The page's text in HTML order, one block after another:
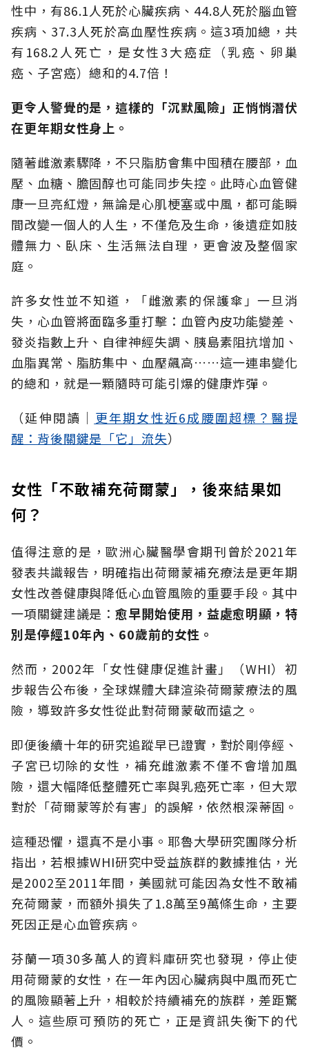
性中，有86.1人死於心臟疾病、44.8人死於腦血管
疾病、37.3人死於高血壓性疾病。這3項加總，共
有168.2人死亡，是女性3大癌症（乳癌、卵巢
癌、子宮癌）總和的4.7倍！
更令人警覺的是，這樣的「沉默風險」正悄悄潛伏
在更年期女性身上。
隨著雌激素驟降，不只脂肪會集中囤積在腰部，血
壓、血糖、膽固醇也可能同步失控。此時心血管健
康一旦亮紅燈，無論是心肌梗塞或中風，都可能瞬
間改變一個人的人生，不僅危及生命，後遺症如肢
體無力、臥床、生活無法自理，更會波及整個家
庭。
許多女性並不知道，「雌激素的保護傘」一旦消
失，心血管將面臨多重打擊：血管內皮功能變差、
發炎指數上升、自律神經失調、胰島素阻抗增加、
血脂異常、脂肪集中、血壓飆高……這一連串變化
的總和，就是一顆隨時可能引爆的健康炸彈。
（延伸閱讀│ 更年期女性近6成腰圍超標？醫提
醒：背後關鍵是「它」流失）
女性「不敢補充荷爾蒙」，後來結果如
何？
值得注意的是，歐洲心臟醫學會期刊曾於2021年
發表共識報告，明確指出荷爾蒙補充療法是更年期
女性改善健康與降低心血管風險的重要手段。其中
一項關鍵建議是：愈早開始使用，益處愈明顯，特
別是停經10年內、60歲前的女性。
然而，2002年「女性健康促進計畫」（WHI）初
步報告公布後，全球媒體大肆渲染荷爾蒙療法的風
險，導致許多女性從此對荷爾蒙敬而遠之。
即便後續十年的研究追蹤早已證實，對於剛停經、
子宮已切除的女性，補充雌激素不僅不會增加風
險，還大幅降低整體死亡率與乳癌死亡率，但大眾
對於「荷爾蒙等於有害」的誤解，依然根深蒂固。
這種恐懼，還真不是小事。耶魯大學研究團隊分析
指出，若根據WHI研究中受益族群的數據推估，光
是2002至2011年間，美國就可能因為女性不敢補
充荷爾蒙，而額外損失了1.8萬至9萬條生命，主要
死因正是心血管疾病。
芬蘭一項30多萬人的資料庫研究也發現，停止使
用荷爾蒙的女性，在一年內因心臟病與中風而死亡
的風險顯著上升，相較於持續補充的族群，差距驚
人。這些原可預防的死亡，正是資訊失衡下的代
價。